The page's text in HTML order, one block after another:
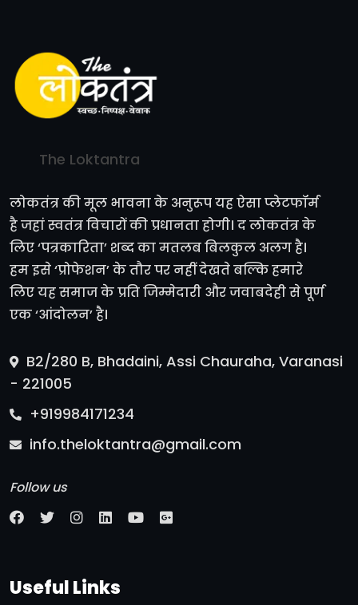
The Loktantra
लोकतंत्र की मूल भावना के अनुरूप यह ऐसा प्लेटफॉर्म
है जहां स्वतंत्र विचारों की प्रधानता होगी। द लोकतंत्र के
लिए ‘पत्रकारिता’ शब्द का मतलब बिलकुल अलग है।
हम इसे ‘प्रोफेशन’ के तौर पर नहीं देखते बल्कि हमारे
लिए यह समाज के प्रति जिम्मेदारी और जवाबदेही से पूर्ण
एक ‘आंदोलन’ है।
B2/280 B, Bhadaini, Assi Chauraha, Varanasi
- 221005
+919984171234
info.theloktantra@gmail.com
Follow us
Useful Links